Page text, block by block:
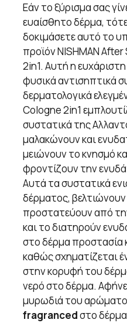
Εάν το ξύρισμα σας
ευαίσθητο δέρμα,
δοκιμάσετε αυτό το
προϊόν NISHMAN
2in1. Αυτή η ευχάριστη
φυσικά αντισηπτικά
δερματολογικά
Cologne 2in1
συστατικά της
μαλακώνουν και
μειώνουν το κνησμό
φροντίζουν την
Αυτά τα συστατικά
δέρματος,
προστατεύουν από
και το διατηρούν
στο δέρμα προστασία
καθώς σχηματίζεται
στην κορυφή του
νερό στο δέρμα.
μυρωδιά του
fragrancedστο